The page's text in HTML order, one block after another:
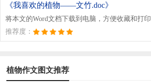
《我喜欢的植物——文竹.doc》
将本文的Word文档下载到电脑，方便收藏和打印
推荐度：
植物作文图文推荐